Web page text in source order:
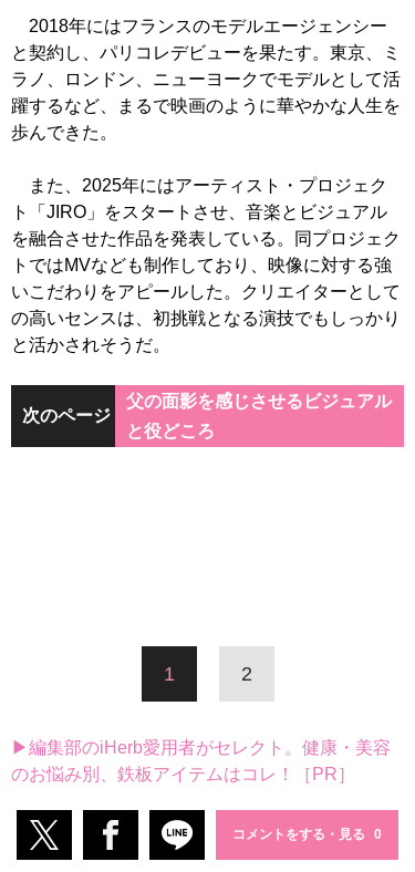
2018年にはフランスのモデルエージェンシー
と契約し、パリコレデビューを果たす。東京、ミ
ラノ、ロンドン、ニューヨークでモデルとして活
躍するなど、まるで映画のように華やかな人生を
歩んできた。
また、2025年にはアーティスト・プロジェク
ト「JIRO」をスタートさせ、音楽とビジュアル
を融合させた作品を発表している。同プロジェク
トではMVなども制作しており、映像に対する強
いこだわりをアピールした。クリエイターとして
の高いセンスは、初挑戦となる演技でもしっかり
と活かされそうだ。
次のページ
父の面影を感じさせるビジュアル
と役どころ
1 2
▶編集部のiHerb愛用者がセレクト。健康・美容
のお悩み別、鉄板アイテムはコレ！［PR］
コメントをする・見る